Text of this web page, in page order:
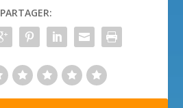
PARTAGER: